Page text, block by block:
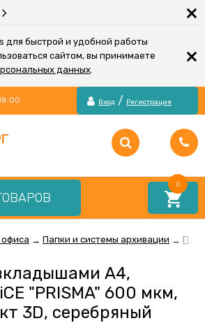
×
для быстрой и удобной работы
сайтом, вы принимаете
данных.
×
Вход / Регистрация
0
→ Папки и системы архивации →
А4,
"PRISMA" 600 мкм,
3D, серебряный